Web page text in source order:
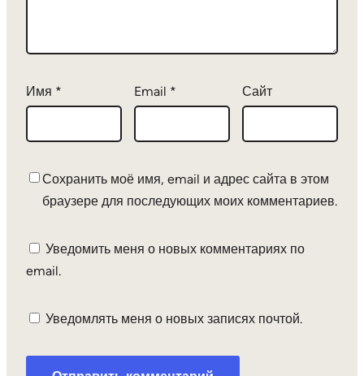
Имя * Email * Сайт
Сохранить моё имя, email и адрес сайта в этом
браузере для последующих моих комментариев.
Уведомить меня о новых комментариях по
email.
Уведомлять меня о новых записях почтой.